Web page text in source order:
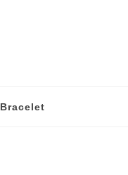
Bracelet